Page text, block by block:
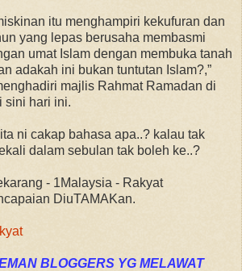
itu menghampiri kekufuran dan
yang lepas berusaha membasmi
umat Islam dengan membuka tanah
adakah ini bukan tuntutan Islam?,”
majlis Rahmat Ramadan di
sini hari ini.
ni cakap bahasa apa..? kalau tak
dalam sebulan tak boleh ke..?
- 1Malaysia - Rakyat
DiuTAMAKan.
BLOGGERS YG MELAWAT